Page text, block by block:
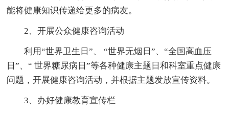
能将健康知识传递给更多的病友。
2、开展公众健康咨询活动
利用“世界卫生日”、 “世界无烟日”、“全国高血压
日”、“ 世界糖尿病日”等各种健康主题日和科室重点健康
问题，开展健康咨询活动，并根据主题发放宣传资料。
3、办好健康教育宣传栏